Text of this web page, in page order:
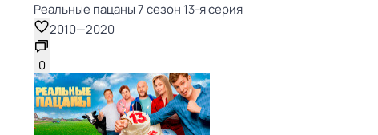
Реальные пацаны 7 сезон 13-я серия
2010—2020
0